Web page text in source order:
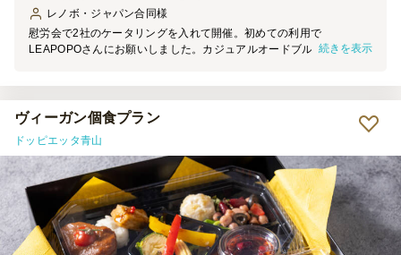
レノボ・ジャパン合同様
慰労会で2社のケータリングを入れて開催。初めての利用で
LEAPOPOさんにお願いしました。カジュアルオードブルプランを50
続きを表示
ヴィーガン個食プラン
ドッピエッタ青山